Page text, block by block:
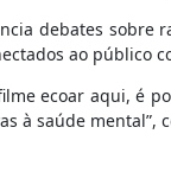
debates sobre
ao público
ecoar aqui, é
à saúde mental”,